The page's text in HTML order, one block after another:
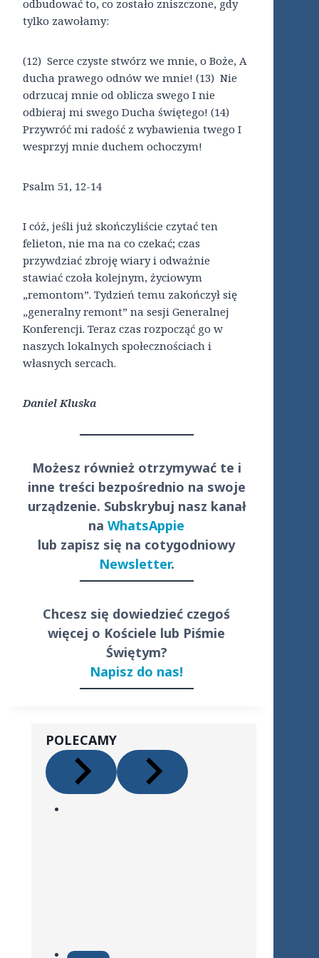
odbudować to, co zostało zniszczone, gdy
tylko zawołamy:
(12) Serce czyste stwórz we mnie, o Boże, A
ducha prawego odnów we mnie! (13) Nie
odrzucaj mnie od oblicza swego I nie
odbieraj mi swego Ducha świętego! (14)
Przywróć mi radość z wybawienia twego I
wesprzyj mnie duchem ochoczym!
Psalm 51, 12-14
I cóż, jeśli już skończyliście czytać ten
felieton, nie ma na co czekać; czas
przywdziać zbroję wiary i odważnie
stawiać czoła kolejnym, życiowym
„remontom”. Tydzień temu zakończył się
„generalny remont” na sesji Generalnej
Konferencji. Teraz czas rozpocząć go w
naszych lokalnych społecznościach i
własnych sercach.
Daniel Kluska
Możesz również otrzymywać te i
inne treści bezpośrednio na swoje
urządzenie. Subskrybuj nasz kanał
naWhatsAppie
lub zapisz się na cotygodniowy
Newsletter.
Chcesz się dowiedzieć czegoś
więcej o Kościele lub Piśmie
Świętym?
Napisz do nas!
POLECAMY